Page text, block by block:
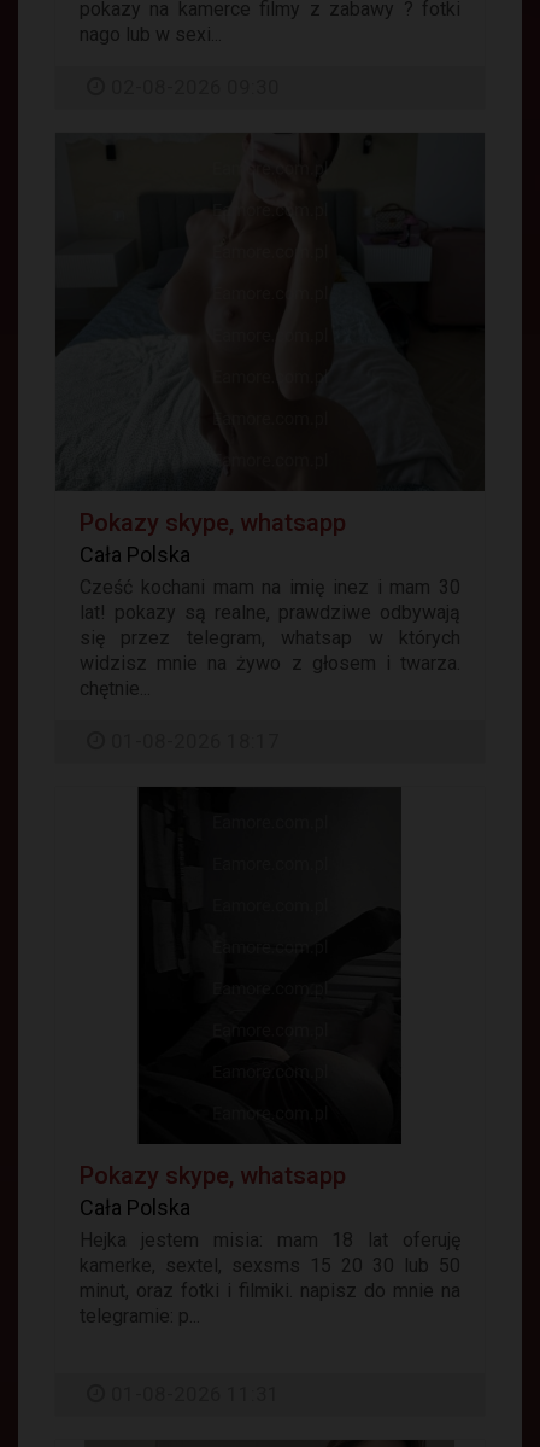
pokazy na kamerce filmy z zabawy ? fotki
nago lub w sexi...
Pokazy skype, whatsapp
Cała Polska
Cześć kochani mam na imię inez i mam 30
lat! pokazy są realne, prawdziwe odbywają
się przez telegram, whatsap w których
widzisz mnie na żywo z głosem i twarza.
chętnie...
Pokazy skype, whatsapp
Cała Polska
Hejka jestem misia: mam 18 lat oferuję
kamerke, sextel, sexsms 15 20 30 lub 50
minut, oraz fotki i filmiki. napisz do mnie na
telegramie: p...